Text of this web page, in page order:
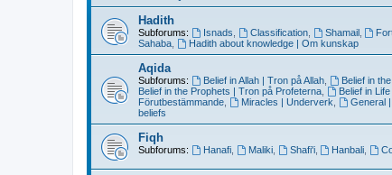
Hadith
Subforums: Isnads Classification, Shamail,
Sahaba
Hadith about knowledge | Om kunskap
Aqida
Subforums: Belief in Allah | Tron på Allah, Belief in
Belief in the Prophets | Tron på Profeterna
Belief in
Förutbestämmande
Miracles | Underverk General |
beliefs
Fiqh
Subforums: Hanafi, Maliki, Shafi'i, Hanbali